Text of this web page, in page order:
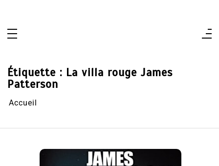
Étiquette : La villa rouge James
Patterson
Accueil